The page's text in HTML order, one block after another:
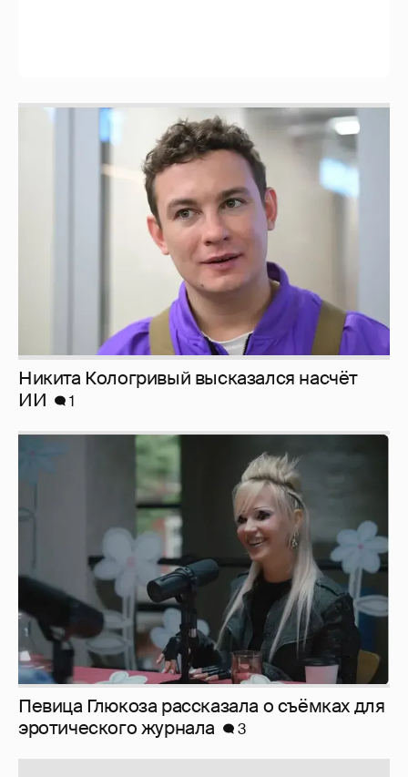
Никита Кологривый высказался насчёт
Певица Глюкоза рассказала о съёмках для
эротического журнала
3